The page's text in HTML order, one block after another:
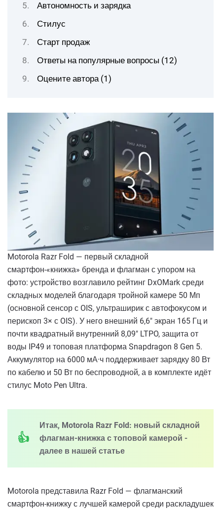
Автономность и зарядка
Стилус
Старт продаж
Ответы на популярные вопросы (12)
Оцените автора (1)
Motorola Razr Fold — первый складной
смартфон-«книжка» бренда и флагман с упором на
фото: устройство возглавило рейтинг DxOMark среди
складных моделей благодаря тройной камере 50 Мп
(основной сенсор с OIS, ультраширик с автофокусом и
перископ 3× с OIS). У него внешний 6,6″ экран 165 Гц и
почти квадратный внутренний 8,09″ LTPO, защита от
воды IP49 и топовая платформа Snapdragon 8 Gen 5.
Аккумулятор на 6000 мА·ч поддерживает зарядку 80 Вт
по кабелю и 50 Вт по беспроводной, а в комплекте идёт
стилус Moto Pen Ultra.
Итак, Motorola Razr Fold: новый складной
флагман-книжка с топовой камерой -
далее в нашей статье
Motorola представила Razr Fold — флагманский
смартфон-книжку с лучшей камерой среди раскладушек